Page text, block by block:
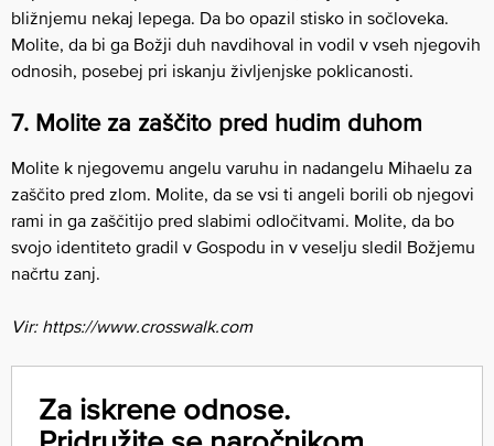
bližnjemu nekaj lepega. Da bo opazil stisko in sočloveka.
Molite, da bi ga Božji duh navdihoval in vodil v vseh njegovih
odnosih, posebej pri iskanju življenjske poklicanosti.
7. Molite za zaščito pred hudim duhom
Molite k njegovemu angelu varuhu in nadangelu Mihaelu za
zaščito pred zlom. Molite, da se vsi ti angeli borili ob njegovi
rami in ga zaščitijo pred slabimi odločitvami. Molite, da bo
svojo identiteto gradil v Gospodu in v veselju sledil Božjemu
načrtu zanj.
Vir: https://www.crosswalk.com
Za iskrene odnose.